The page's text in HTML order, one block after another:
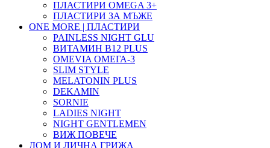
ПЛАСТИРИ OMEGA 3+
ПЛАСТИРИ ЗА МЪЖЕ
ONE MORE | ПЛАСТИРИ
PAINLESS NIGHT GLU
ВИТАМИН B12 PLUS
ОMEVIA ОМЕГА-3
SLIM STYLE
MELATONIN PLUS
DEKAMIN
SORNIE
LADIES NIGHT
NIGHT GENTLEMEN
ВИЖ ПОВЕЧЕ
ДОМ И ЛИЧНА ГРИЖА